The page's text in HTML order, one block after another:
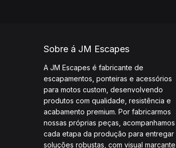
Sobre á JM Escapes
A JM Escapes é fabricante de
escapamentos, ponteiras e acessórios
para motos custom, desenvolvendo
produtos com qualidade, resistência e
acabamento premium. Por fabricarmos
nossas próprias peças, acompanhamos
cada etapa da produção para entregar
soluções robustas, com visual marcante